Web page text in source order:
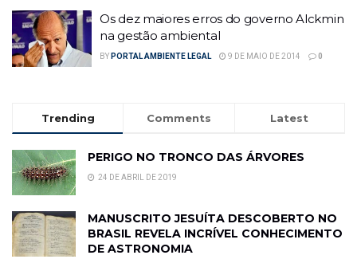
Os dez maiores erros do governo Alckmin
na gestão ambiental
BY PORTAL AMBIENTE LEGAL 9 DE MAIO DE 2014 0
Trending Comments Latest
PERIGO NO TRONCO DAS ÁRVORES
24 DE ABRIL DE 2019
MANUSCRITO JESUÍTA DESCOBERTO NO
BRASIL REVELA INCRÍVEL CONHECIMENTO
DE ASTRONOMIA